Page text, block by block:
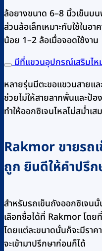
ล้อยางขนาด 6–8 นิ้วเข็นบ
ส่วนล้อเล็กเหมาะกับใช้ในอ
น้อย 1–2 ล้อเมื่อจอดใช้งาน
มีที่แขวนอุปกรณ์เสริมไห
หลายรุ่นมีตะขอแขวนสายแ
ช่วยไม่ให้สายลากพื้นและป้
ทำให้ออกซิเจนไหลไม่สม่ำเส
Rakmor ขายรถ
ถูก ยินดีให้คำปรึก
สำหรับรถเข็นถังออกซิเจน
เลือกซื้อได้ที่ Rakmor โดย
โดยแต่ละขนาดนั้นก็จะมีรา
จะเข้ามาปรึกษาก่อนก็ได้